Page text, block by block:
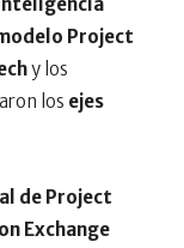
Project
y los
los ejes
de Project
Exchange